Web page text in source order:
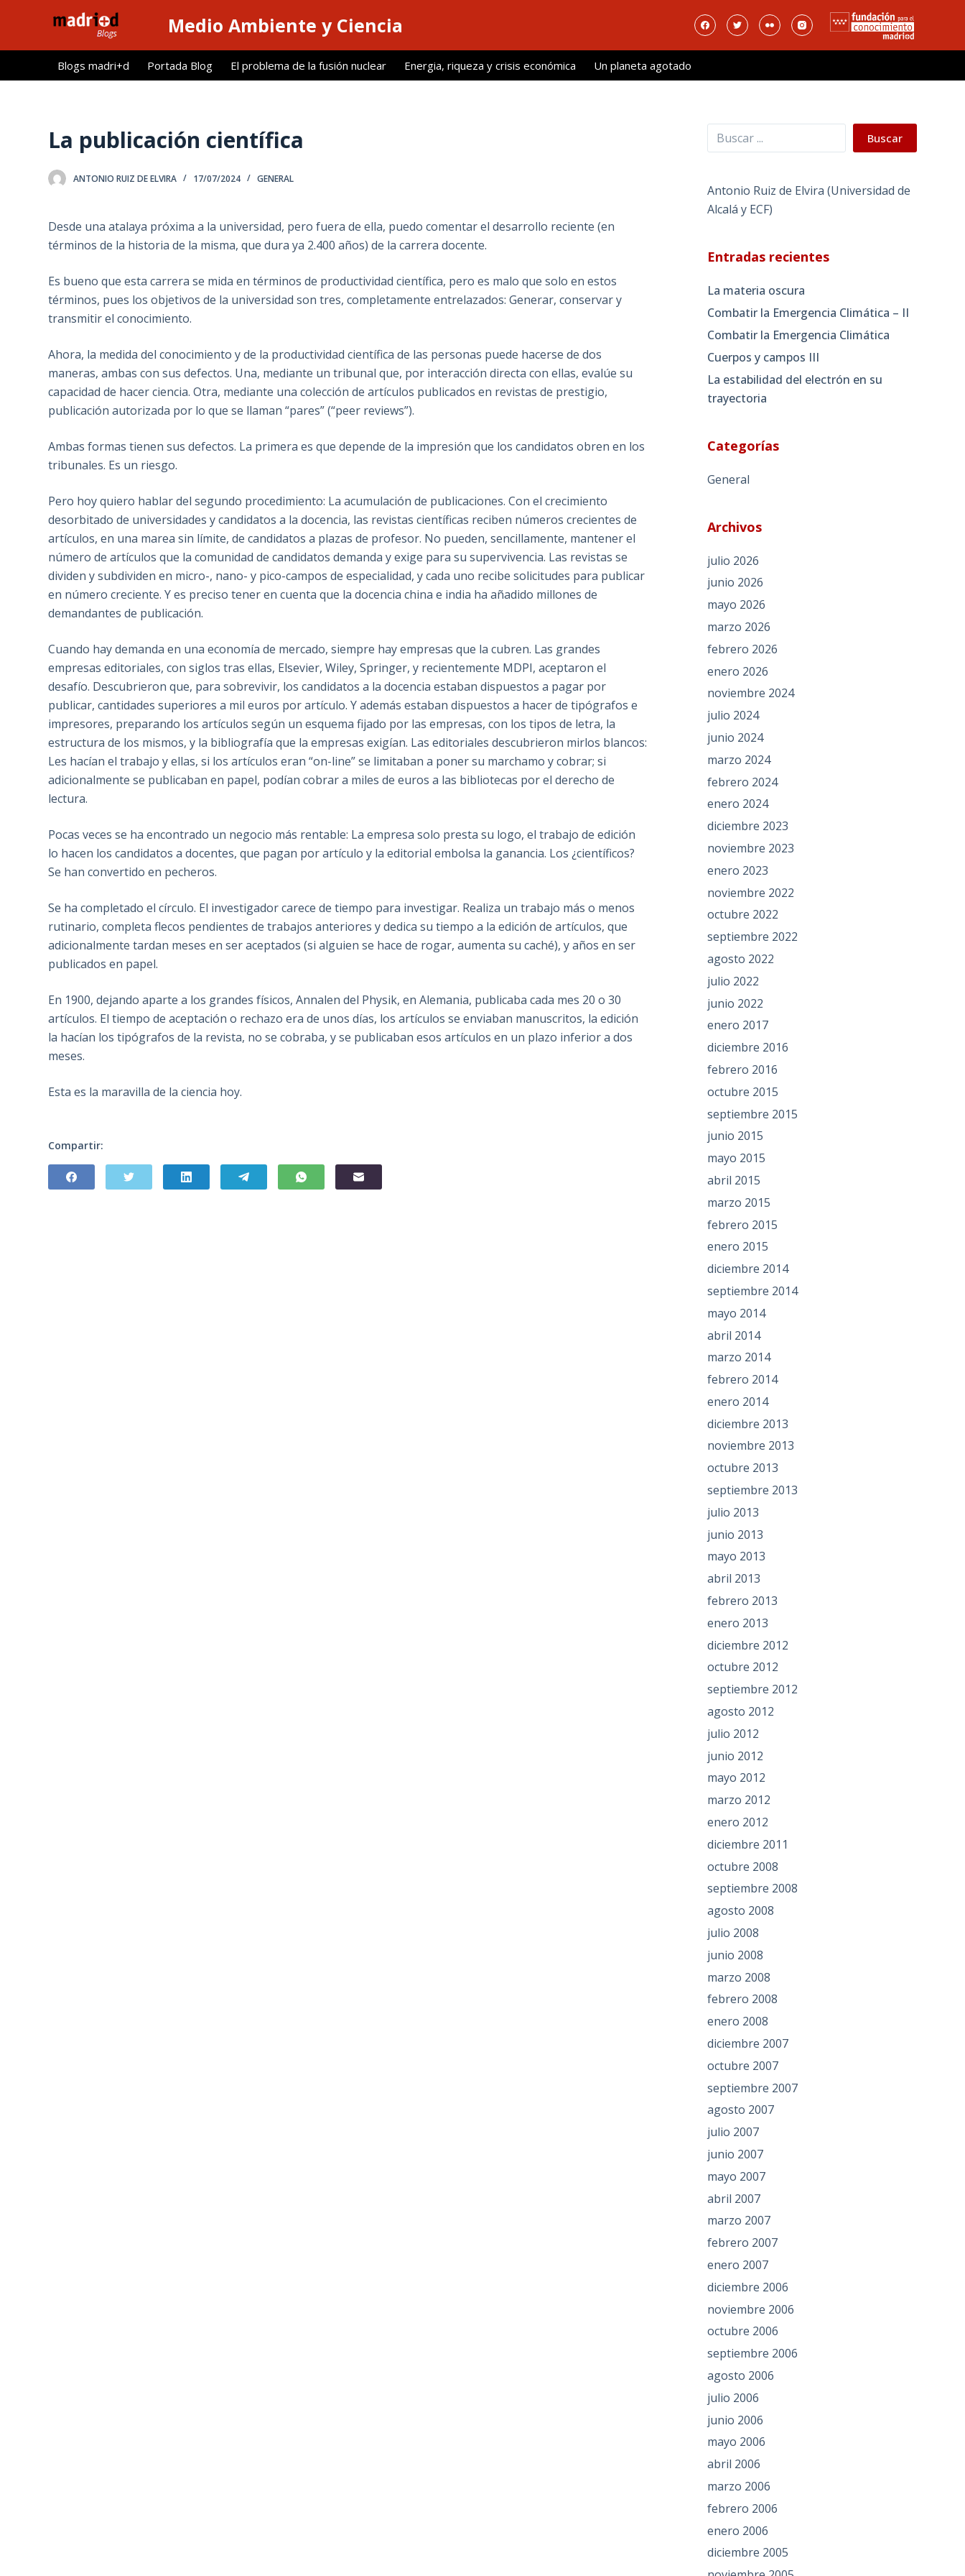
l
Medio Ambiente y Ciencia
Blogs madri+d Portada Blog El problema de la fusión nuclear Energia, riqueza y crisis económica Un planeta agotado
La publicación científica
ANTONIO RUIZ DE ELVIRA 17/07/2024 GENERAL
Desde una atalaya próxima a la universidad, pero fuera de ella, puedo comentar el desarrollo reciente (en
términos de la historia de la misma, que dura ya 2.400 años) de la carrera docente.
Es bueno que esta carrera se mida en términos de productividad científica, pero es malo que solo en estos
términos, pues los objetivos de la universidad son tres, completamente entrelazados: Generar, conservar y
transmitir el conocimiento.
Ahora, la medida del conocimiento y de la productividad científica de las personas puede hacerse de dos
maneras, ambas con sus defectos. Una, mediante un tribunal que, por interacción directa con ellas, evalúe su
capacidad de hacer ciencia. Otra, mediante una colección de artículos publicados en revistas de prestigio,
publicación autorizada por lo que se llaman “pares” (“peer reviews”).
Ambas formas tienen sus defectos. La primera es que depende de la impresión que los candidatos obren en los
tribunales. Es un riesgo.
Pero hoy quiero hablar del segundo procedimiento: La acumulación de publicaciones. Con el crecimiento
desorbitado de universidades y candidatos a la docencia, las revistas científicas reciben números crecientes de
artículos, en una marea sin límite, de candidatos a plazas de profesor. No pueden, sencillamente, mantener el
número de artículos que la comunidad de candidatos demanda y exige para su supervivencia. Las revistas se
dividen y subdividen en micro-, nano- y pico-campos de especialidad, y cada uno recibe solicitudes para publicar
en número creciente. Y es preciso tener en cuenta que la docencia china e india ha añadido millones de
demandantes de publicación.
Cuando hay demanda en una economía de mercado, siempre hay empresas que la cubren. Las grandes
empresas editoriales, con siglos tras ellas, Elsevier, Wiley, Springer, y recientemente MDPI, aceptaron el
desafío. Descubrieron que, para sobrevivir, los candidatos a la docencia estaban dispuestos a pagar por
publicar, cantidades superiores a mil euros por artículo. Y además estaban dispuestos a hacer de tipógrafos e
impresores, preparando los artículos según un esquema fijado por las empresas, con los tipos de letra, la
estructura de los mismos, y la bibliografía que la empresas exigían. Las editoriales descubrieron mirlos blancos:
Les hacían el trabajo y ellas, si los artículos eran “on-line” se limitaban a poner su marchamo y cobrar; si
adicionalmente se publicaban en papel, podían cobrar a miles de euros a las bibliotecas por el derecho de
lectura.
Pocas veces se ha encontrado un negocio más rentable: La empresa solo presta su logo, el trabajo de edición
lo hacen los candidatos a docentes, que pagan por artículo y la editorial embolsa la ganancia. Los ¿científicos?
Se han convertido en pecheros.
Se ha completado el círculo. El investigador carece de tiempo para investigar. Realiza un trabajo más o menos
rutinario, completa flecos pendientes de trabajos anteriores y dedica su tiempo a la edición de artículos, que
adicionalmente tardan meses en ser aceptados (si alguien se hace de rogar, aumenta su caché), y años en ser
publicados en papel.
En 1900, dejando aparte a los grandes físicos, Annalen del Physik, en Alemania, publicaba cada mes 20 o 30
artículos. El tiempo de aceptación o rechazo era de unos días, los artículos se enviaban manuscritos, la edición
la hacían los tipógrafos de la revista, no se cobraba, y se publicaban esos artículos en un plazo inferior a dos
meses.
Esta es la maravilla de la ciencia hoy.
Compartir:
Buscar Buscar
Antonio Ruiz de Elvira (Universidad de
Alcalá y ECF)
Entradas recientes
La materia oscura
Combatir la Emergencia Climática – II
Combatir la Emergencia Climática
Cuerpos y campos III
La estabilidad del electrón en su
trayectoria
Categorías
General
Archivos
julio 2026
junio 2026
mayo 2026
marzo 2026
febrero 2026
enero 2026
noviembre 2024
julio 2024
junio 2024
marzo 2024
febrero 2024
enero 2024
diciembre 2023
noviembre 2023
enero 2023
noviembre 2022
octubre 2022
septiembre 2022
agosto 2022
julio 2022
junio 2022
enero 2017
diciembre 2016
febrero 2016
octubre 2015
septiembre 2015
junio 2015
mayo 2015
abril 2015
marzo 2015
febrero 2015
enero 2015
diciembre 2014
septiembre 2014
mayo 2014
abril 2014
marzo 2014
febrero 2014
enero 2014
diciembre 2013
noviembre 2013
octubre 2013
septiembre 2013
julio 2013
junio 2013
mayo 2013
abril 2013
febrero 2013
enero 2013
diciembre 2012
octubre 2012
septiembre 2012
agosto 2012
julio 2012
junio 2012
mayo 2012
marzo 2012
enero 2012
diciembre 2011
octubre 2008
septiembre 2008
agosto 2008
julio 2008
junio 2008
marzo 2008
febrero 2008
enero 2008
diciembre 2007
octubre 2007
septiembre 2007
agosto 2007
julio 2007
junio 2007
mayo 2007
abril 2007
marzo 2007
febrero 2007
enero 2007
diciembre 2006
noviembre 2006
octubre 2006
septiembre 2006
agosto 2006
julio 2006
junio 2006
mayo 2006
abril 2006
marzo 2006
febrero 2006
enero 2006
diciembre 2005